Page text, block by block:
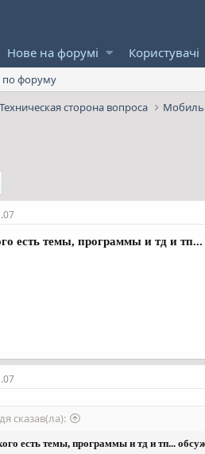
Нове на форумі Користувачі
форуму
Техническая сторона вопроса
есть темы, программы и тд и
сказав(ла):
есть темы, программы и тд и тп...